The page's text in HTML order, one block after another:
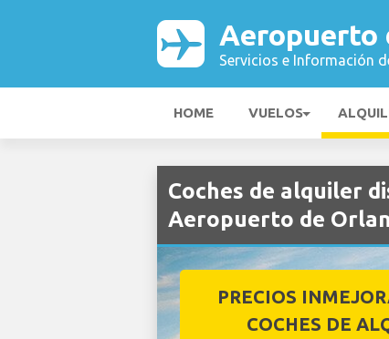
Aeropuerto
Servicios e Información
HOME VUELOS
Coches de alquiler
Aeropuerto de
PRECIOS
COCHES DE